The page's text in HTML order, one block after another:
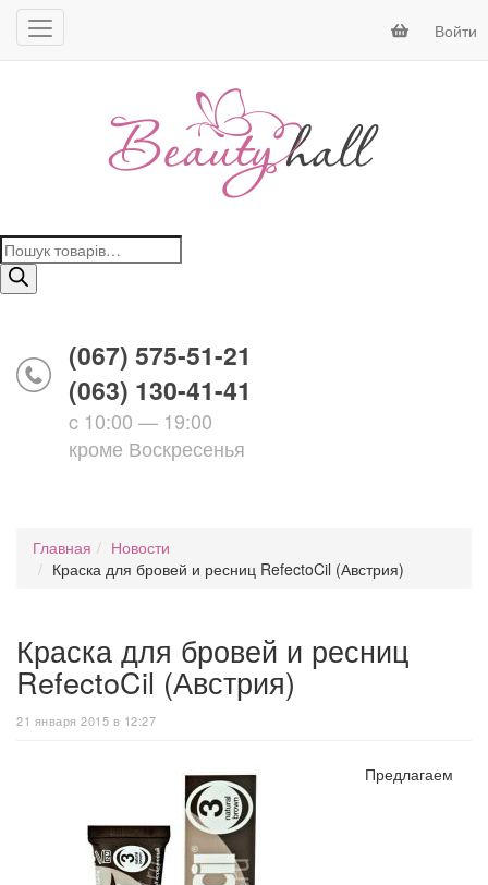
Войти
Поиск
товаров
(067) 575-51-21
(063) 130-41-41
c 10:00 — 19:00
кроме Воскресенья
Главная
Новости
Краска для бровей и ресниц RefectoCil (Австрия)
Краска для бровей и ресниц
RefectoCil (Австрия)
21 января 2015 в 12:27
Предлагаем